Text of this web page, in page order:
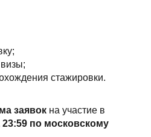
стажировки.
заявок на участие в
23:59 по московскому